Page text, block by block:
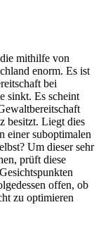
mithilfe von
enorm. Es ist
bei
sinkt. Es scheint
besitzt. Liegt dies
einer suboptimalen
Um dieser sehr
prüft diese
offen, ob
zu optimieren